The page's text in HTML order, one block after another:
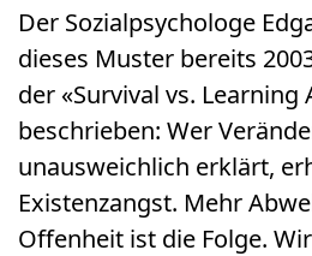
Der Sozialpsychologe
dieses Muster bereits
der «Survival vs. Learning
beschrieben: Wer
unausweichlich erklärt,
Existenzangst. Mehr
Offenheit ist die Folge.